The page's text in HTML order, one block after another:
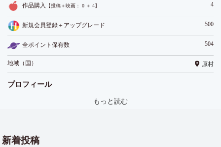
作品購入 【投稿＋映画： 0 ＋ 4】 4
新規会員登録＋アップグレード 500
全ポイント保有数 504
地域（国） 原村
プロフィール
もっと読む
新着投稿